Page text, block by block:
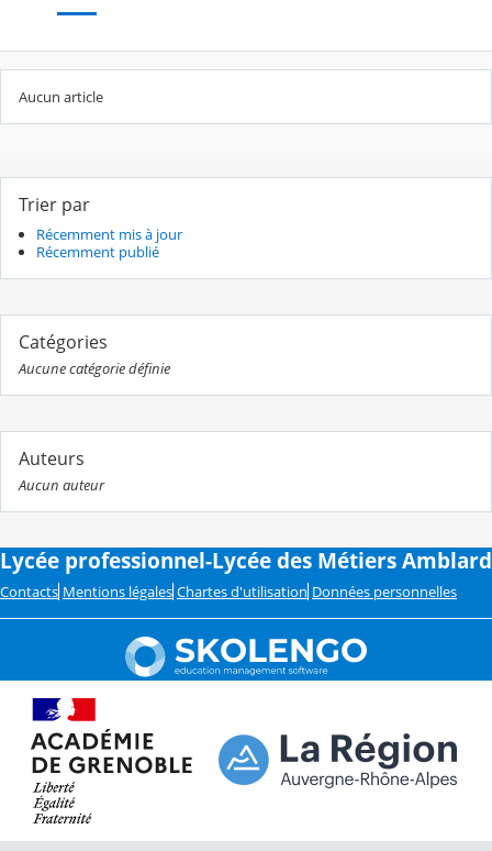
Aucun article
Trier par
Récemment mis à jour
Récemment publié
Catégories
Aucune catégorie définie
Auteurs
Aucun auteur
Lycée professionnel-Lycée des Métiers Amblard
Contacts Mentions légales Chartes d'utilisation Données personnelles